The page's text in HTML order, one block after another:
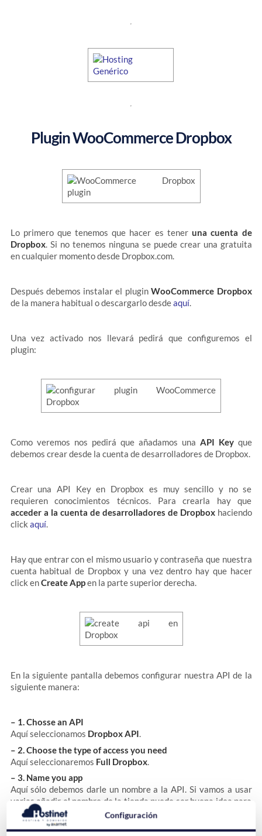
Plugin WooCommerce Dropbox
Lo primero que tenemos que hacer es teneruna cuenta de
Dropbox. Si no tenemos ninguna se puede crear una gratuita
en cualquier momento desde Dropbox.com.
Después debemos instalar el pluginWooCommerce Dropbox
de la manera habitual o descargarlo desdeaquí.
Una vez activado nos llevará pedirá que configuremos el
plugin:
Como veremos nos pedirá que añadamos una API Keyque
debemos crear desde la cuenta de desarrolladores de Dropbox.
Crear una API Key en Dropbox es muy sencillo y no se
requieren conocimientos técnicos. Para crearla hay que
acceder a la cuenta de desarrolladores de Dropboxhaciendo
click aquí.
Hay que entrar con el mismo usuario y contraseña que nuestra
cuenta habitual de Dropbox y una vez dentro hay que hacer
click enCreate Appen la parte superior derecha.
En la siguiente pantalla debemos configurar nuestra API de la
siguiente manera:
– 1. Chosse an API
Aquí seleccionamos Dropbox API.
– 2. Choose the type of access you need
Aquí seleccionaremos Full Dropbox.
– 3. Name you app
Aquí sólo debemos darle un nombre a la API. Si vamos a usar
varias añadir el nombre de la tienda puede ser buena idea para
localizarla en el futuro.
Configuración